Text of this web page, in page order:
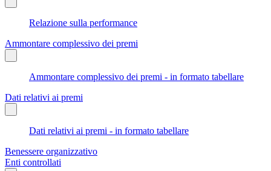
Relazione sulla performance
Ammontare complessivo dei premi
Ammontare complessivo dei premi - in formato tabellare
Dati relativi ai premi
Dati relativi ai premi - in formato tabellare
Benessere organizzativo
Enti controllati